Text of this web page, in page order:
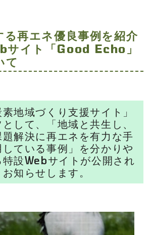
る再エネ優良事例を紹介
サイト「Good Echo」
て
地域づくり支援サイト」
して、「地域と共生し、
解決に再エネを有力な手
ている事例」を分かりや
設Webサイトが公開され
知らせします。